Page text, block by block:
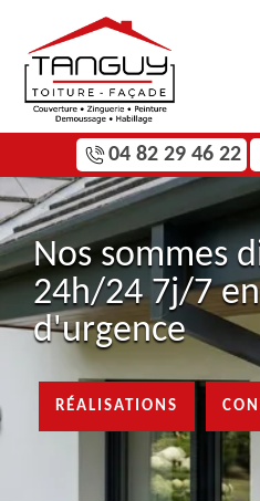
04 82 29 46 22
Nos sommes
24h/24 7j/7
d'urgence
RÉALISATIONS